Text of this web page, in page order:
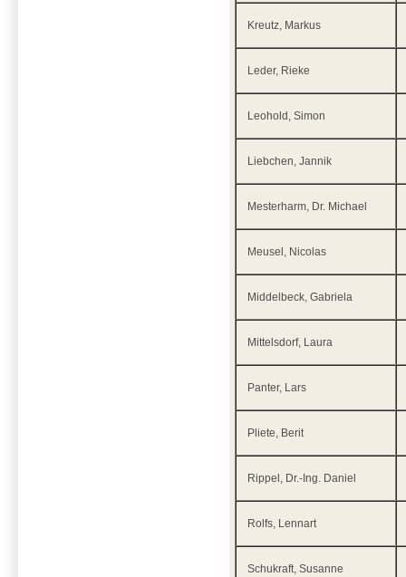
Kreutz, Markus
Leder, Rieke
Leohold, Simon
Liebchen, Jannik
Mesterharm, Dr. Michael
Meusel, Nicolas
Middelbeck, Gabriela
Mittelsdorf, Laura
Panter, Lars
Pliete, Berit
Rippel, Dr.-Ing. Daniel
Rolfs, Lennart
Schukraft, Susanne